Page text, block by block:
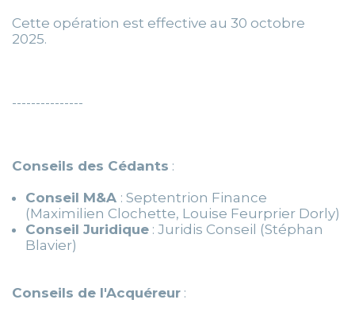
Cette opération est effective au 30 octobre
2025.
---------------
Conseils des Cédants :
Conseil M&A : Septentrion Finance
(Maximilien Clochette, Louise Feurprier Dorly)
Conseil Juridique : Juridis Conseil (Stéphan
Blavier)
Conseils de l'Acquéreur :